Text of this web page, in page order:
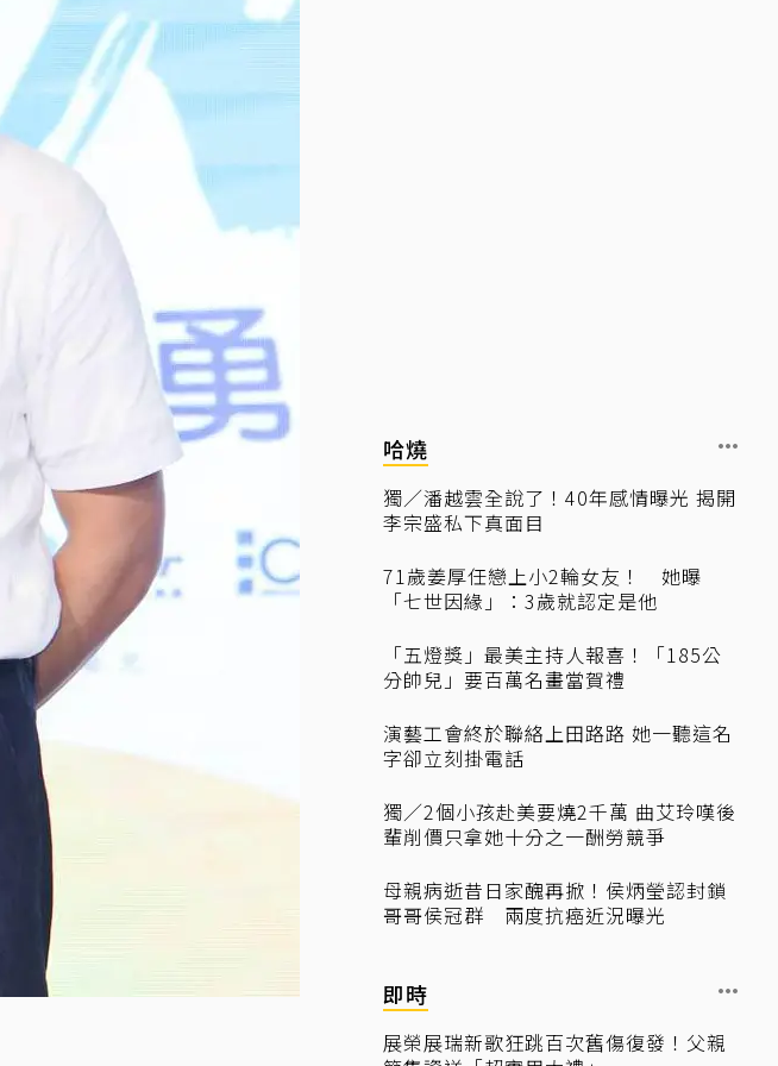
哈燒
獨／潘越雲全說了！40年感情曝光 揭開
李宗盛私下真面目
71歲姜厚任戀上小2輪女友！ 她曝
「七世因緣」：3歲就認定是他
「五燈獎」最美主持人報喜！「185公
分帥兒」要百萬名畫當賀禮
演藝工會終於聯絡上田路路 她一聽這名
字卻立刻掛電話
獨／2個小孩赴美要燒2千萬 曲艾玲嘆後
輩削價只拿她十分之一酬勞競爭
母親病逝昔日家醜再掀！侯炳瑩認封鎖
哥哥侯冠群 兩度抗癌近況曝光
即時
展榮展瑞新歌狂跳百次舊傷復發！父親